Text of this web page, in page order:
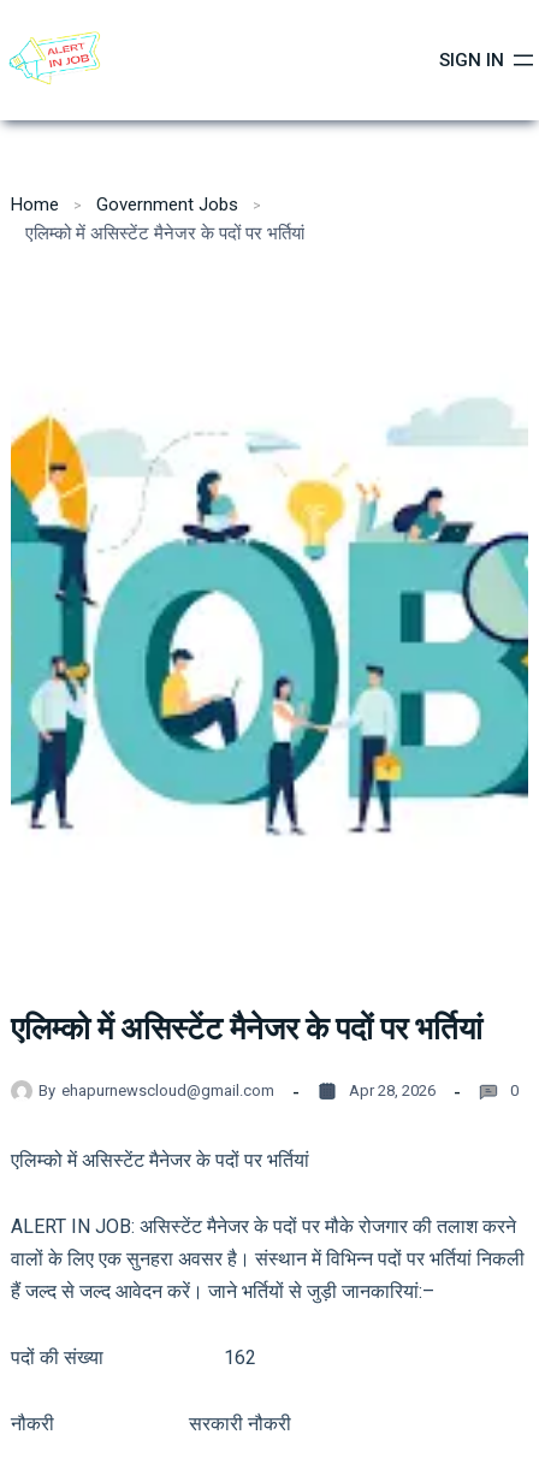
content
SIGN IN
Home
Government Jobs
एलिम्को में असिस्टेंट मैनेजर के पदों पर भर्तियां
एलिम्को में असिस्टेंट मैनेजर के पदों पर भर्तियां
By ehapurnewscloud@gmail.com Apr 28, 2026 0
एलिम्को में असिस्टेंट मैनेजर के पदों पर भर्तियां
ALERT IN JOB: असिस्टेंट मैनेजर के पदों पर मौके रोजगार की तलाश करने
वालों के लिए एक सुनहरा अवसर है। संस्थान में विभिन्न पदों पर भर्तियां निकली
हैं जल्द से जल्द आवेदन करें। जाने भर्तियों से जुड़ी जानकारियां:–
पदों की संख्या 162
नौकरी सरकारी नौकरी